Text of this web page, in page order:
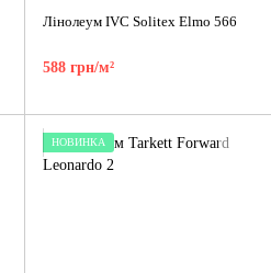
Лінолеум IVC Solitex Elmo 566
588 грн/м²
НОВИНКА